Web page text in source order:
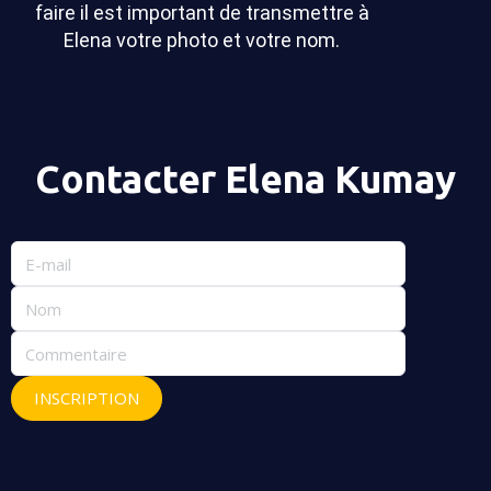
faire il est important de transmettre à
Elena votre photo et votre nom.
Contacter Elena Kumay